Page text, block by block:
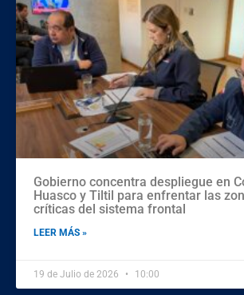
Gobierno concentra despliegue en
Huasco y Tiltil para enfrentar las
críticas del sistema frontal
LEER MÁS »
19 de Julio de 2026 10:00